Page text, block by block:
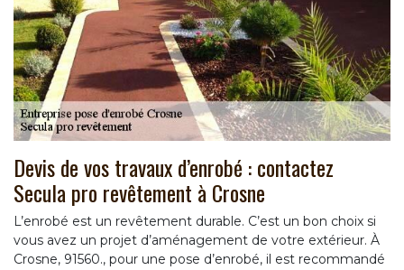
Devis de vos travaux d’enrobé : contactez
Secula pro revêtement à Crosne
L’enrobé est un revêtement durable. C’est un bon choix si
vous avez un projet d’aménagement de votre extérieur. À
Crosne, 91560., pour une pose d’enrobé, il est recommandé